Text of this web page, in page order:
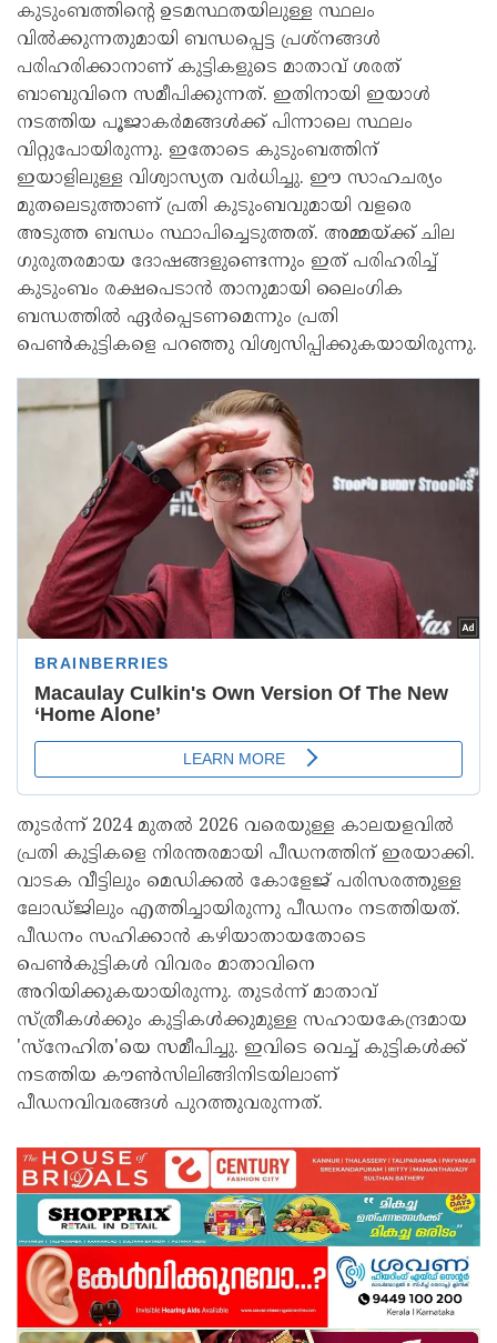
കുടുംബത്തിന്റെ ഉടമസ്ഥതയിലുള്ള സ്ഥലം
വില്‍ക്കുന്നതുമായി ബന്ധപ്പെട്ട പ്രശ്‌നങ്ങള്‍
പരിഹരിക്കാനാണ് കുട്ടികളുടെ മാതാവ് ശരത്
ബാബുവിനെ സമീപിക്കുന്നത്. ഇതിനായി ഇയാള്‍
നടത്തിയ പൂജാകര്‍മങ്ങള്‍ക്ക് പിന്നാലെ സ്ഥലം
വിറ്റുപോയിരുന്നു. ഇതോടെ കുടുംബത്തിന്
ഇയാളിലുള്ള വിശ്വാസ്യത വര്‍ധിച്ചു. ഈ സാഹചര്യം
മുതലെടുത്താണ് പ്രതി കുടുംബവുമായി വളരെ
അടുത്ത ബന്ധം സ്ഥാപിച്ചെടുത്തത്. അമ്മയ്ക്ക് ചില
ഗുരുതരമായ ദോഷങ്ങളുണ്ടെന്നും ഇത് പരിഹരിച്ച്
കുടുംബം രക്ഷപെടാന്‍ താനുമായി ലൈംഗിക
ബന്ധത്തില്‍ ഏര്‍പ്പെടണമെന്നും പ്രതി
പെണ്‍കുട്ടികളെ പറഞ്ഞു വിശ്വസിപ്പിക്കുകയായിരുന്നു.
തുടര്‍ന്ന് 2024 മുതല്‍ 2026 വരെയുള്ള കാലയളവില്‍
പ്രതി കുട്ടികളെ നിരന്തരമായി പീഡനത്തിന് ഇരയാക്കി.
വാടക വീട്ടിലും മെഡിക്കല്‍ കോളേജ് പരിസരത്തുള്ള
ലോഡ്ജിലും എത്തിച്ചായിരുന്നു പീഡനം നടത്തിയത്.
പീഡനം സഹിക്കാന്‍ കഴിയാതായതോടെ
പെണ്‍കുട്ടികള്‍ വിവരം മാതാവിനെ
അറിയിക്കുകയായിരുന്നു. തുടര്‍ന്ന് മാതാവ്
സ്ത്രീകള്‍ക്കും കുട്ടികള്‍ക്കുമുള്ള സഹായകേന്ദ്രമായ
'സ്‌നേഹിത'യെ സമീപിച്ചു. ഇവിടെ വെച്ച് കുട്ടികള്‍ക്ക്
നടത്തിയ കൗണ്‍സിലിങ്ങിനിടയിലാണ്
പീഡനവിവരങ്ങള്‍ പുറത്തുവരുന്നത്.